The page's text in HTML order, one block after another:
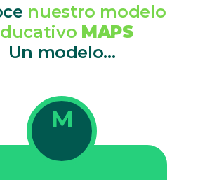
nuestro modelo
MAPS
Un modelo...
M